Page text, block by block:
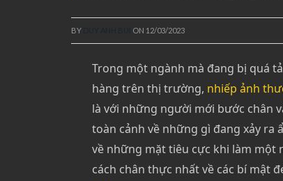
BY ON 12/03/2023
Trong một ngành mà đang bị quá
hàng trên thị trường, nhiếp ảnh
là với những người mới bước chân
toàn cảnh về những gì đang xảy ra
về những mặt tiêu cực khi làm
cách chân thực nhất về các bí mật